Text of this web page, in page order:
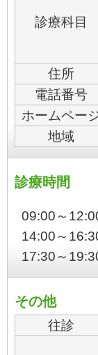
診療科目
住所
電話番号
ホームペー
地域
診療時間
09:00～
14:00～
17:30～
その他
往診